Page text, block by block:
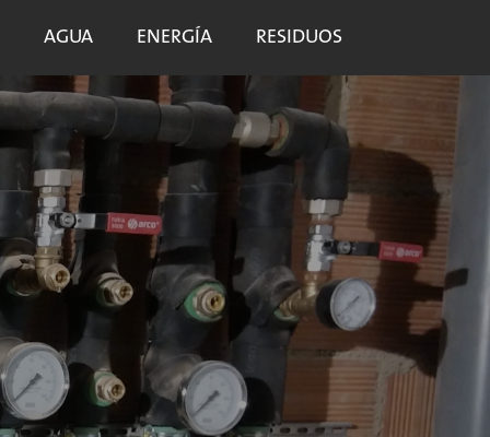
AGUA ENERGÍA RESIDUOS